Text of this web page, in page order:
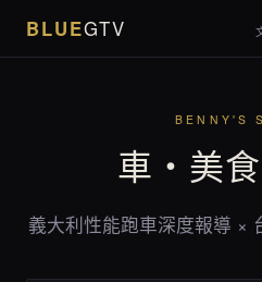
BLUEGTV
BENNY'S
車・美食
義大利性能跑車深度報導 ×